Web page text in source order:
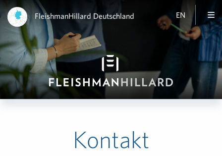
FleishmanHillard Deutschland EN
Kontakt